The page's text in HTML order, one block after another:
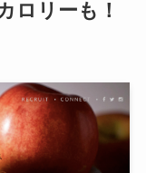
ロリーも！